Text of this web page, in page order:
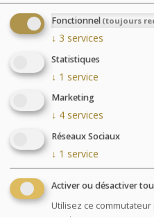
La Résidence Neptunia
et à 2 pas de la plage.
enfants, la résidence
thalasso par un couloir
services des Thermes
chauffée, espace forme,
Équipés et fonctionnels,
volonté de vous offrir un
en toute liberté et pour un
À 2 pas de la plage
Studios entièrement
Fonctionnel (toujours
↓ 3 services
Statistiques
↓ 1 service
Marketing
↓ 4 services
Réseaux Sociaux
↓ 1 service
Activer ou désactiver
Utilisez ce